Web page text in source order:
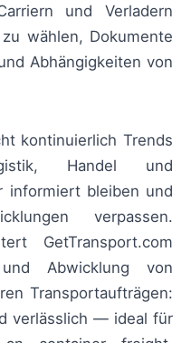
und Verladern
wählen, Dokumente
Abhängigkeiten von
kontinuierlich Trends
Handel und
informiert bleiben und
verpassen.
GetTransport.com
Abwicklung von
Transportaufträgen:
verlässlich — ideal für